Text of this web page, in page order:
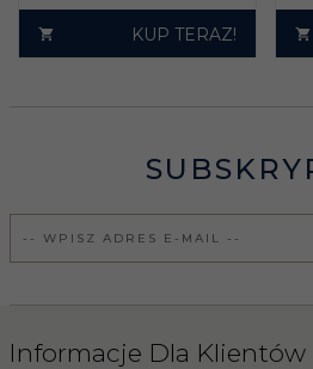
KUP TERAZ!
Informacje Dla Klientów